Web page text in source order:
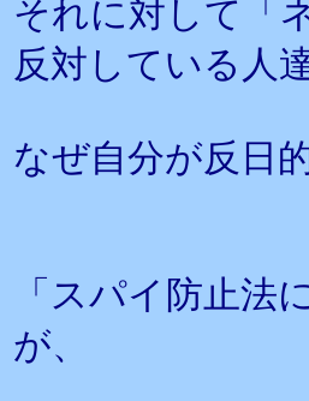
それに対して「
反対している人
なぜ自分が反日
「スパイ防止
が、